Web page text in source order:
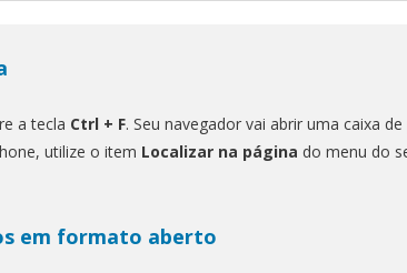
a tecla Ctrl + F. Seu navegador vai abrir uma caixa de
utilize o item Localizar na página do menu do
em formato aberto